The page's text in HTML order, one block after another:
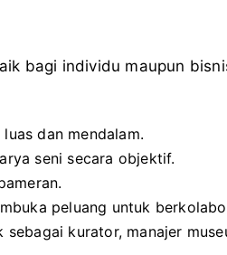
bagi individu maupun
dan mendalam.
seni secara objektif.
peluang untuk
kurator, manajer